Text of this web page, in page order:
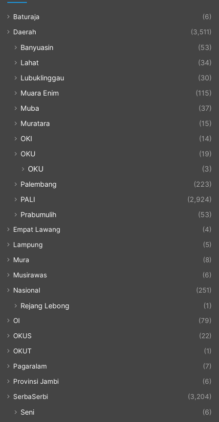
Baturaja
(6)
Daerah
(3,511)
Banyuasin
(53)
Lahat
(34)
Lubuklinggau
(30)
Muara Enim
(115)
Muba
(37)
Muratara
(15)
OKI
(14)
OKU
(19)
OKU (3)
Palembang
(223)
PALI
(2,924)
Prabumulih
(53)
Empat Lawang
(4)
Lampung
(5)
Mura
(8)
Musirawas
(6)
Nasional
(251)
Rejang Lebong (1)
OI
(79)
OKUS
(22)
OKUT
(1)
Pagaralam
(7)
Provinsi Jambi
(6)
SerbaSerbi
(3,204)
Seni (6)